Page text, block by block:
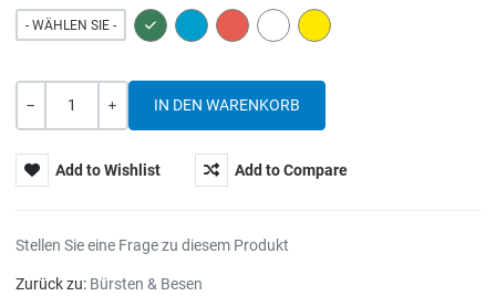
- WÄHLEN SIE - GREEN BLUE RED WHITE YELLOW
Add to Wishlist Add to Compare
Stellen Sie eine Frage zu diesem Produkt
Zurück zu: Bürsten & Besen